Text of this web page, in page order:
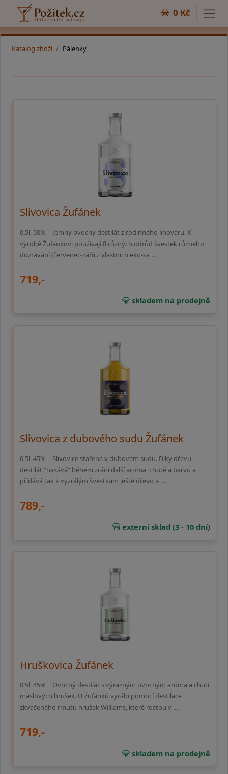
0 Kč
Katalog zboží Pálenky
Slivovica Žufánek
0,5l, 50% | Jemný ovocný destilát z rodinného lihovaru. K
výrobě Žufánkovi používají 8 různých odrůd švestek různého
dozrávání (červenec-září) z vlastních eko-sa …
719,-
skladem na prodejně
Slivovica z dubového sudu Žufánek
0,5l, 45% | Slivovice stařená v dubovém sudu. Díky dřevu
destilát "nasává" během zrání další aroma, chutě a barvu a
přídává tak k vyzrálým švestkám ještě dřevo a …
789,-
externí sklad (3 - 10 dní)
Hruškovica Žufánek
0,5l, 45% | Ovocný destilát s výrazným ovocným aroma a chutí
máslových hrušek. U Žufánků vyrábí pomocí destilace
zkvašeného rmutu hrušek Williams, které rostou v …
719,-
skladem na prodejně